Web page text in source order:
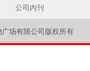
公司内刊
场有限公司版权所有